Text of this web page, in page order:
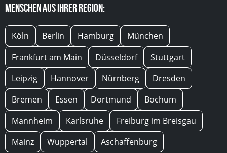
Menschen aus Ihrer Region:
Köln Berlin Hamburg
München
Frankfurt am Main
Düsseldorf
Stuttgart
Leipzig
Hannover Nürnberg
Dresden
Bremen
Essen Dortmund
Bochum
Mannheim
Karlsruhe
Freiburg im Breisgau
Mainz
Wuppertal Aschaffenburg